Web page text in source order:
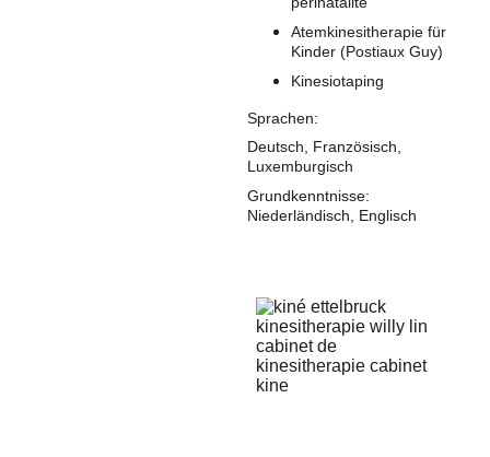
Atemkinesitherapie für
Kinder (Postiaux Guy)
Kinesiotaping
Sprachen:
Deutsch, Französisch,
Luxemburgisch
Grundkenntnisse:
Niederländisch, Englisch